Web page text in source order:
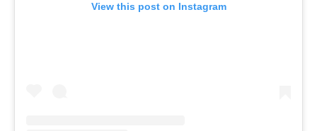
View this post on Instagram